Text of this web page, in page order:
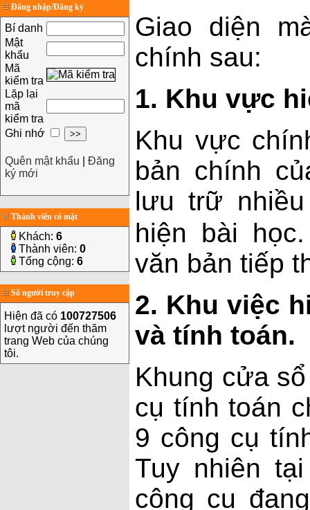
Đăng nhập/Đăng ký
Bí danh
Mật
khẩu
Mã
kiểm tra
Lặp lại
mã
kiểm tra
Ghi nhớ
Quên mật khẩu
Đăng
ký mới
Thành viên có mặt
Khách: 6
Thành viên: 0
Tổng cộng: 6
Số người truy cập
Hiện đã có 100727506
lượt người đến thăm
trang Web của chúng
tôi.
Giao diện
chính sau:
1. Khu vực
Khu vực
bản chính
lưu trữ
hiện bài
văn bản tiếp
2. Khu việc
và tính toán.
Khung cửa
cụ tính toán
9 công cụ
Tuy nhiên
công cụ